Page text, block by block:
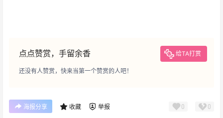
点点赞赏，手留余香 给TA打赏
还没有人赞赏，快来当第一个赞赏的人吧！
海报分享 收藏 举报 0 0